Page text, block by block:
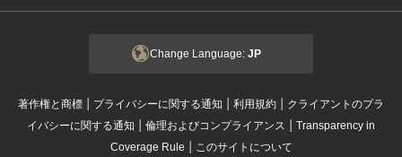
Change Language: JP
著作権と商標 | プライバシーに関する通知 | 利用規約 | クライアントのプラ
イバシーに関する通知 | 倫理およびコンプライアンス | Transparency in
Coverage Rule | このサイトについて